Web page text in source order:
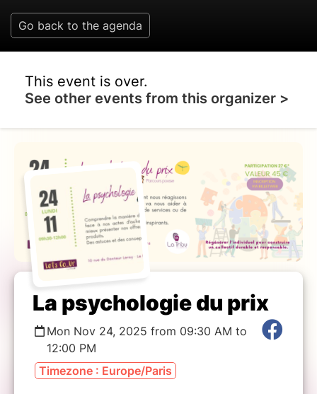
Go back to the agenda
This event is over.
See other events from this organizer >
La psychologie du prix
Mon Nov 24, 2025 from 09:30 AM to
12:00 PM
Timezone : Europe/Paris